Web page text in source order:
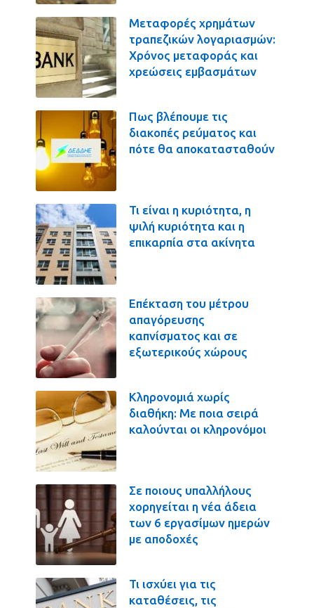
Μεταφορές χρημάτων
τραπεζικών λογαριασμών:
Χρόνος μεταφοράς και
χρεώσεις εμβασμάτων
Πως βλέπουμε τις
διακοπές ρεύματος και
πότε θα αποκατασταθούν
Τι είναι η κυριότητα, η
ψιλή κυριότητα και η
επικαρπία στα ακίνητα
Επέκταση του μέτρου
απαγόρευσης
καπνίσματος και σε
εξωτερικούς χώρους
Κληρονομιά χωρίς
διαθήκη: Με ποια σειρά
καλούνται οι κληρονόμοι
Σε ποιους υπαλλήλους
χορηγείται η νέα άδεια
των 6 εργασίμων ημερών
με αποδοχές
Τι ισχύει για τις
καταθέσεις, τις